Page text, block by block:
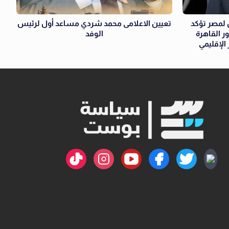
لمصر تؤكد
القاهرة
تعيين الاعلامى محمد شردي مساعد أول لرئيس
الوفد